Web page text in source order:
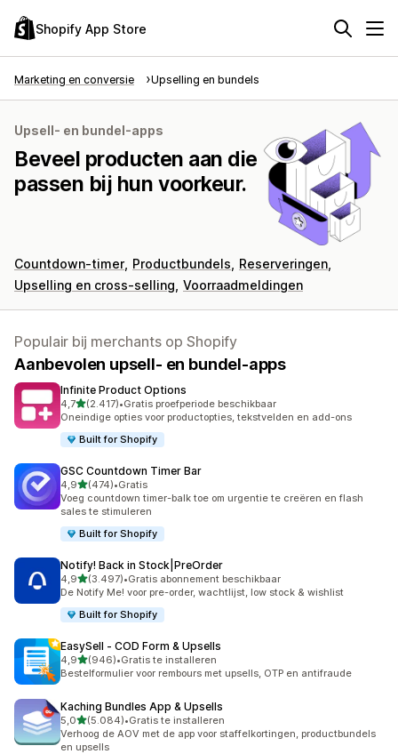
Shopify App Store
Marketing en conversie Upselling en bundels
Upsell- en bundel-apps
Beveel producten aan die
passen bij hun voorkeur.
Countdown-timer Productbundels
Reserveringen
Upselling en cross-selling Voorraadmeldingen
Populair bij merchants op Shopify
Aanbevolen upsell- en bundel-apps
Infinite Product Options
4,7van 5 sterren
(2.417)
2417 recensies in totaal
•Gratis proefperiode beschikbaar
Oneindige opties voor productopties, tekstvelden en add-ons
Built for Shopify
GSC Countdown Timer Bar
4,9van 5 sterren
(474)
474 recensies in totaal
•Gratis
Voeg countdown timer-balk toe om urgentie te creëren en flash
sales te stimuleren
Built for Shopify
Notify! Back in Stock|PreOrder
4,9van 5 sterren
(3.497)
3497 recensies in totaal
•Gratis abonnement beschikbaar
De Notify Me! voor pre-order, wachtlijst, low stock & wishlist
Built for Shopify
EasySell ‑ COD Form & Upsells
4,9van 5 sterren
(946)
946 recensies in totaal
•Gratis te installeren
Bestelformulier voor rembours met upsells, OTP en antifraude
Kaching Bundles App & Upsells
5,0van 5 sterren
(5.084)
5084 recensies in totaal
•Gratis te installeren
Verhoog de AOV met de app voor staffelkortingen, productbundels
en upsells